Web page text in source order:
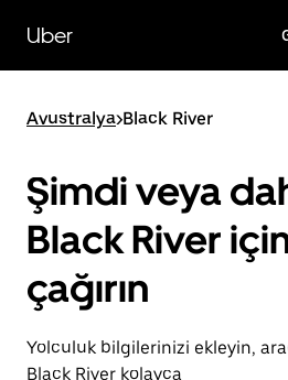
içeriğe
gidinUber
Avustralya>Black River
Şimdi veya
Black River
çağırın
Yolculuk bilgilerinizi ekleyin,
Black River kolayca